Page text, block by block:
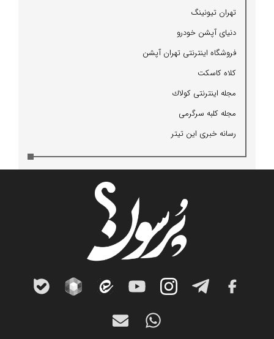
تهران تیونینگ
دنیای آپشن خودرو
فروشگاه اینترنتی تهران آپشن
كلاه كاسكت
مجله اینترنتی كولاك
مجله كلبه سرگرمی
رسانه خبری این تیتر